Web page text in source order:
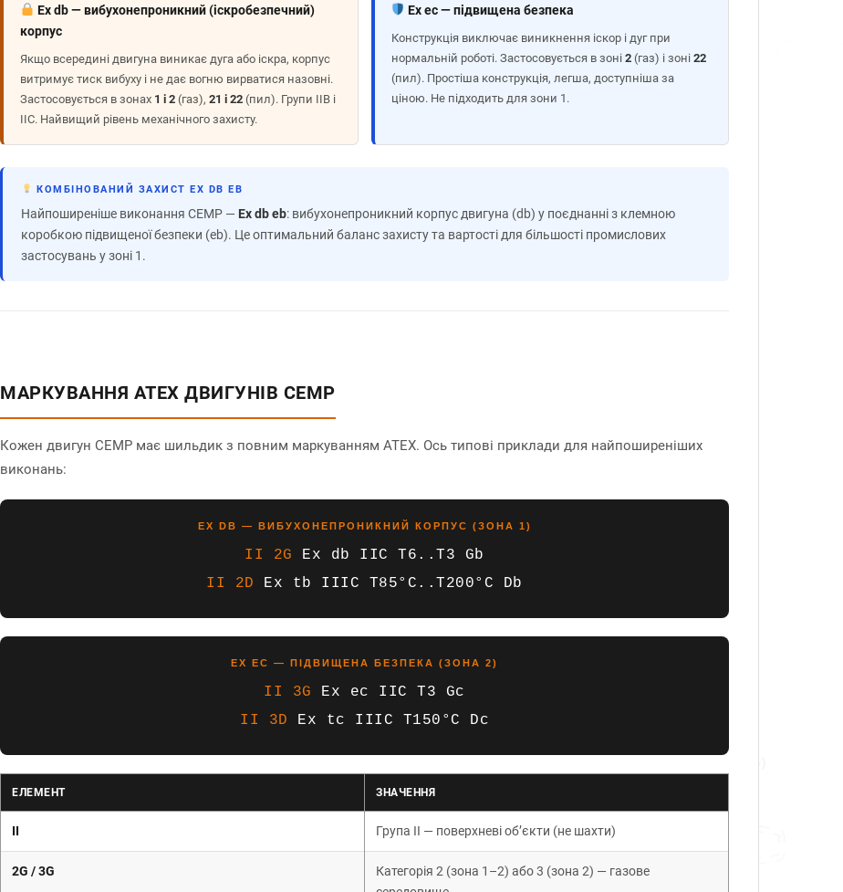
Ex db — вибухонепроникний (іскробезпечний)
корпус
Якщо всередині двигуна виникає дуга або іскра, корпус
витримує тиск вибуху і не дає вогню вирватися назовні.
Застосовується в зонах 1 і 2 (газ), 21 і 22 (пил). Групи IIB і
IIC. Найвищий рівень механічного захисту.
Ex ec — підвищена безпека
Конструкція виключає виникнення іскор і дуг при
нормальній роботі. Застосовується в зоні 2(газ) і зоні 22
(пил). Простіша конструкція, легша, доступніша за
ціною. Не підходить для зони 1.
КОМБІНОВАНИЙ ЗАХИСТ EX DB EB
Найпоширеніше виконання CEMP — Ex db eb: вибухонепроникний корпус двигуна (db) у поєднанні з клемною
коробкою підвищеної безпеки (eb). Це оптимальний баланс захисту та вартості для більшості промислових
застосувань у зоні 1.
МАРКУВАННЯ ATEX ДВИГУНІВ CEMP
Кожен двигун CEMP має шильдик з повним маркуванням ATEX. Ось типові приклади для найпоширеніших
виконань:
EX DB — ВИБУХОНЕПРОНИКНИЙ КОРПУС (ЗОНА 1)
II 2G Ex db IIC T6..T3 Gb
II 2D Ex tb IIIC T85°C..T200°C Db
EX EC — ПІДВИЩЕНА БЕЗПЕКА (ЗОНА 2)
II 3G Ex ec IIC T3 Gc
II 3D Ex tc IIIC T150°C Dc
ЕЛЕМЕНТ ЗНАЧЕННЯ
II Група II — поверхневі об’єкти (не шахти)
2G / 3G
Категорія 2 (зона 1–2) або 3 (зона 2) — газове